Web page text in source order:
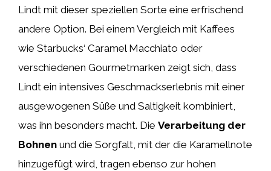
Lindt mit dieser speziellen Sorte eine erfrischend
andere Option. Bei einem Vergleich mit Kaffees
wie Starbucks‘ Caramel Macchiato oder
verschiedenen Gourmetmarken zeigt sich, dass
Lindt ein intensives Geschmackserlebnis mit einer
ausgewogenen Süße und Saltigkeit kombiniert,
was ihn besonders macht. Die Verarbeitung der
Bohnen und die Sorgfalt, mit der die Karamellnote
hinzugefügt wird, tragen ebenso zur hohen